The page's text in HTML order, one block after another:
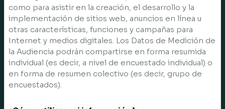
como para asistir en la creación, el desarrollo y la
implementación de sitios web, anuncios en línea u
otras características, funciones y campañas para
Internet y medios digitales. Los Datos de Medición de
la Audiencia podrán compartirse en forma resumida
individual (es decir, a nivel de encuestado individual) o
en forma de resumen colectivo (es decir, grupo de
encuestados).